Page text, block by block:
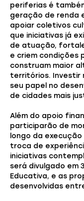
periferias é
geração de renda
apoiar coletivos
que iniciativas já
de atuação,
e criem condições
construam maior
territórios. Investir
seu papel no
de cidades mais
Além do apoio
participarão de
longo da
troca de
iniciativas
será divulgado em
Educativa, e as
desenvolvidas